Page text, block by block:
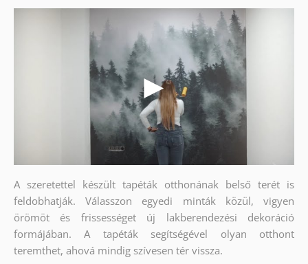
A szeretettel készült tapéták otthonának belső terét is
feldobhatják. Válasszon egyedi minták közül, vigyen
örömöt és frissességet új lakberendezési dekoráció
formájában. A tapéták segítségével olyan otthont
teremthet, ahová mindig szívesen tér vissza.